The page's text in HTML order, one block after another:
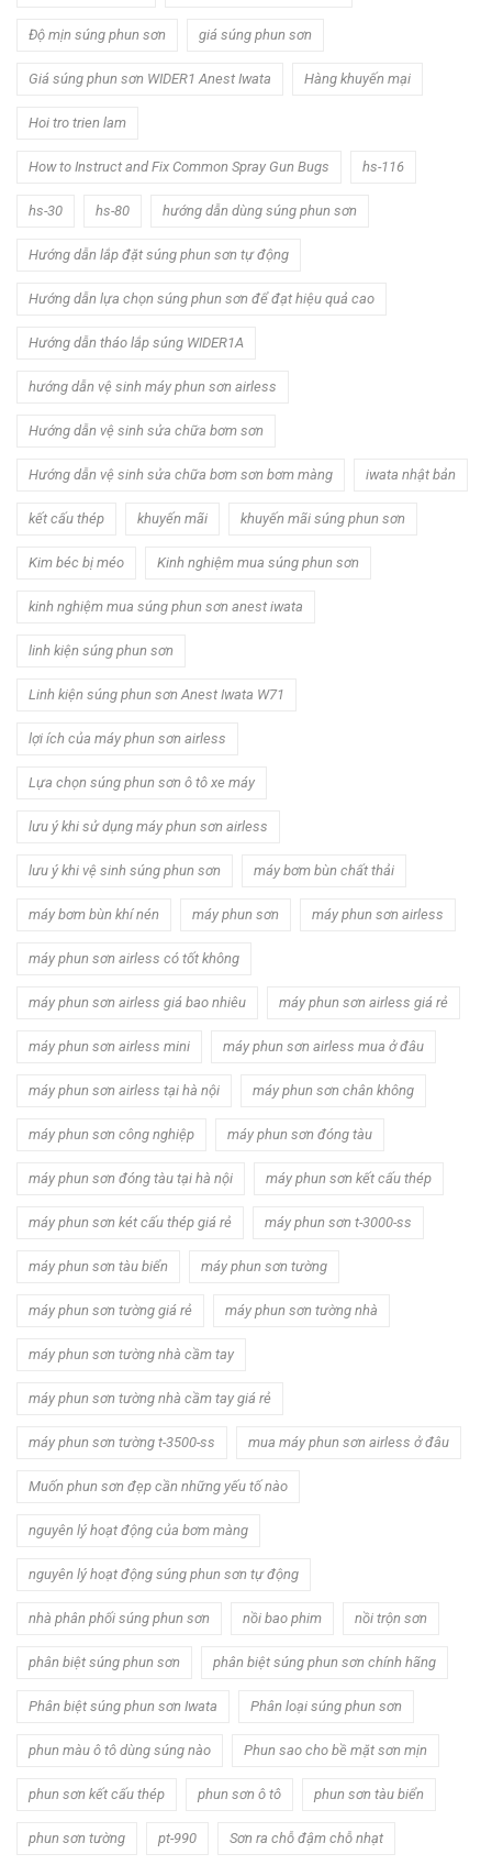
Độ mịn súng phun sơn giá súng phun sơn
Giá súng phun sơn WIDER1 Anest Iwata Hàng khuyến mại
Hoi tro trien lam
How to Instruct and Fix Common Spray Gun Bugs hs-116
hs-30 hs-80 hướng dẫn dùng súng phun sơn
Hướng dẫn lắp đặt súng phun sơn tự động
Hướng dẫn lựa chọn súng phun sơn để đạt hiệu quả cao
Hướng dẫn tháo lắp súng WIDER1A
hướng dẫn vệ sinh máy phun sơn airless
Hướng dẫn vệ sinh sửa chữa bơm sơn
Hướng dẫn vệ sinh sửa chữa bơm sơn bơm màng iwata nhật bản
kết cấu thép khuyến mãi khuyến mãi súng phun sơn
Kim béc bị méo Kinh nghiệm mua súng phun sơn
kinh nghiệm mua súng phun sơn anest iwata
linh kiện súng phun sơn
Linh kiện súng phun sơn Anest Iwata W71
lợi ích của máy phun sơn airless
Lựa chọn súng phun sơn ô tô xe máy
lưu ý khi sử dụng máy phun sơn airless
lưu ý khi vệ sinh súng phun sơn máy bơm bùn chất thải
máy bơm bùn khí nén máy phun sơn máy phun sơn airless
máy phun sơn airless có tốt không
máy phun sơn airless giá bao nhiêu máy phun sơn airless giá rẻ
máy phun sơn airless mini máy phun sơn airless mua ở đâu
máy phun sơn airless tại hà nội máy phun sơn chân không
máy phun sơn công nghiệp máy phun sơn đóng tàu
máy phun sơn đóng tàu tại hà nội máy phun sơn kết cấu thép
máy phun sơn két cấu thép giá rẻ máy phun sơn t-3000-ss
máy phun sơn tàu biển máy phun sơn tường
máy phun sơn tường giá rẻ máy phun sơn tường nhà
máy phun sơn tường nhà cầm tay
máy phun sơn tường nhà cầm tay giá rẻ
máy phun sơn tường t-3500-ss mua máy phun sơn airless ở đâu
Muốn phun sơn đẹp cần những yếu tố nào
nguyên lý hoạt động của bơm màng
nguyên lý hoạt động súng phun sơn tự động
nhà phân phối súng phun sơn nồi bao phim nồi trộn sơn
phân biệt súng phun sơn phân biệt súng phun sơn chính hãng
Phân biệt súng phun sơn Iwata Phân loại súng phun sơn
phun màu ô tô dùng súng nào Phun sao cho bề mặt sơn mịn
phun sơn kết cấu thép phun sơn ô tô phun sơn tàu biển
phun sơn tường pt-990 Sơn ra chỗ đậm chỗ nhạt